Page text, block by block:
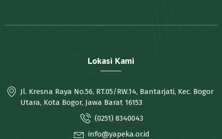
Lokasi Kami
Jl. Kresna Raya No.56, RT.05/RW.14, Bantarjati, Kec. Bogor
Utara, Kota Bogor, Jawa Barat 16153
(0251) 8340043
info@yapeka.or.id